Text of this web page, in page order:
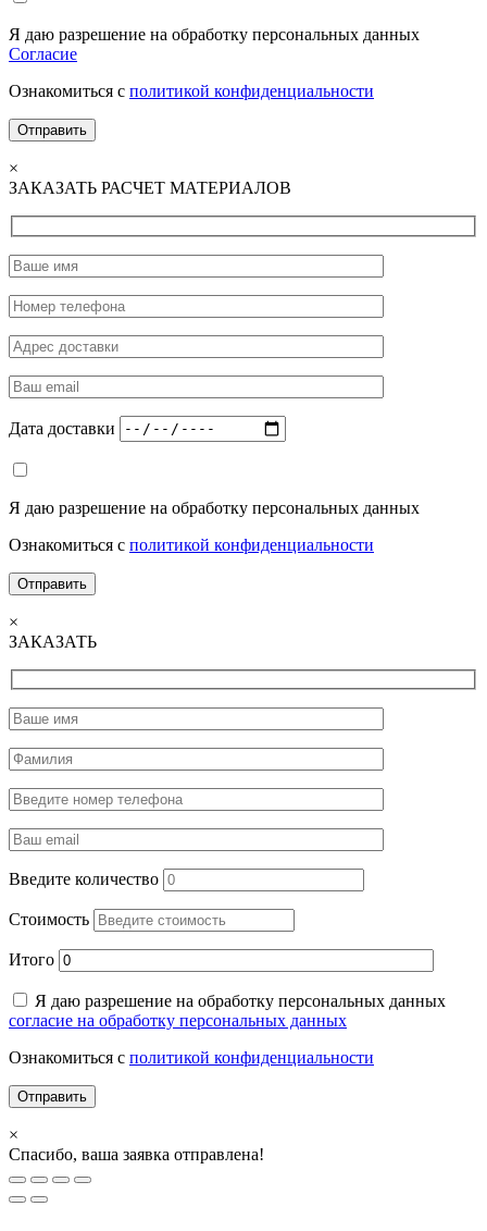
Я даю разрешение на обработку персональных данных
Согласие
Ознакомиться с политикой конфиденциальности
×
ЗАКАЗАТЬ РАСЧЕТ МАТЕРИАЛОВ
Дата доставки
Я даю разрешение на обработку персональных данных
Ознакомиться с политикой конфиденциальности
×
ЗАКАЗАТЬ
Введите количество
Стоимость
Итого
Я даю разрешение на обработку персональных данных
согласие на обработку персональных данных
Ознакомиться с политикой конфиденциальности
×
Спасибо, ваша заявка отправлена!